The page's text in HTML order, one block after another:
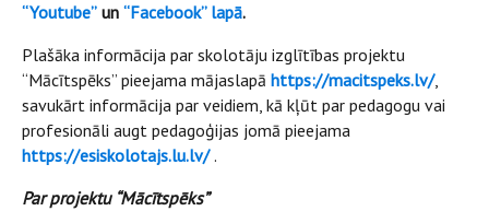
“Youtube” un “Facebook” lapā.
Plašāka informācija par skolotāju izglītības projektu
“Mācītspēks” pieejama mājaslapā https://macitspeks.lv/,
savukārt informācija par veidiem, kā kļūt par pedagogu vai
profesionāli augt pedagoģijas jomā pieejama
https://esiskolotajs.lu.lv/.
Par projektu “Mācītspēks”